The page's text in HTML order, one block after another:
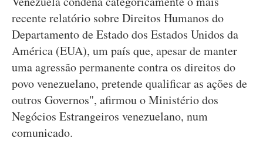
recente relatório sobre Direitos Humanos do
Departamento de Estado dos Estados Unidos da
América (EUA), um país que, apesar de manter
uma agressão permanente contra os direitos do
povo venezuelano, pretende qualificar as ações de
outros Governos", afirmou o Ministério dos
Negócios Estrangeiros venezuelano, num
comunicado.